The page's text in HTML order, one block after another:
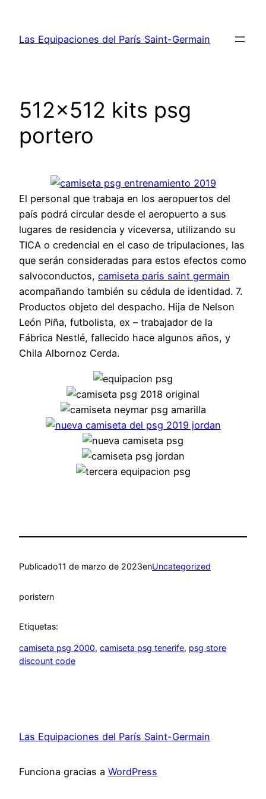
contenido
Las Equipaciones del París Saint-Germain
512×512 kits psg
portero
El personal que trabaja en los aeropuertos del
país podrá circular desde el aeropuerto a sus
lugares de residencia y viceversa, utilizando su
TICA o credencial en el caso de tripulaciones, las
que serán consideradas para estos efectos como
salvoconductos, camiseta paris saint germain
acompañando también su cédula de identidad. 7.
Productos objeto del despacho. Hija de Nelson
León Piña, futbolista, ex – trabajador de la
Fábrica Nestlé, fallecido hace algunos años, y
Chila Albornoz Cerda.
Publicado11 de marzo de 2023enUncategorized
poristern
Etiquetas:
camiseta psg 2000, camiseta psg tenerife, psg store
discount code
Las Equipaciones del París Saint-Germain
Funciona gracias a WordPress